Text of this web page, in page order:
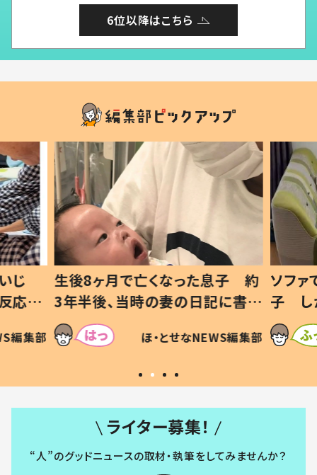
6位以降はこちら
じ
応に
編集部
生後8ヶ月で亡くなった息子 約
3年半後、当時の妻の日記に書い
てあった本音とは
ほ・とせなNEWS編集部
ソファ
子 し
すべ
いから
ライター募集！
“人”のグッドニュースの取材・執筆をしてみませんか？